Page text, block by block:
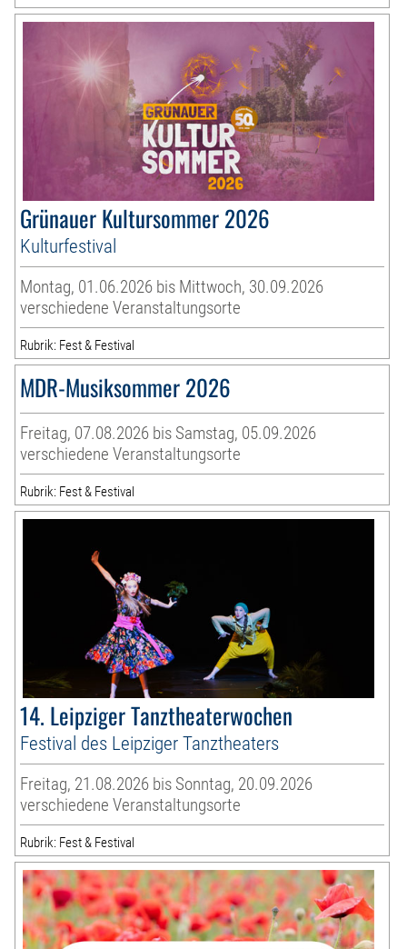
Grünauer Kultursommer 2026
Kulturfestival
Montag, 01.06.2026 bis Mittwoch, 30.09.2026
verschiedene Veranstaltungsorte
Rubrik: Fest & Festival
MDR-Musiksommer 2026
Freitag, 07.08.2026 bis Samstag, 05.09.2026
verschiedene Veranstaltungsorte
Rubrik: Fest & Festival
14. Leipziger Tanztheaterwochen
Festival des Leipziger Tanztheaters
Freitag, 21.08.2026 bis Sonntag, 20.09.2026
verschiedene Veranstaltungsorte
Rubrik: Fest & Festival